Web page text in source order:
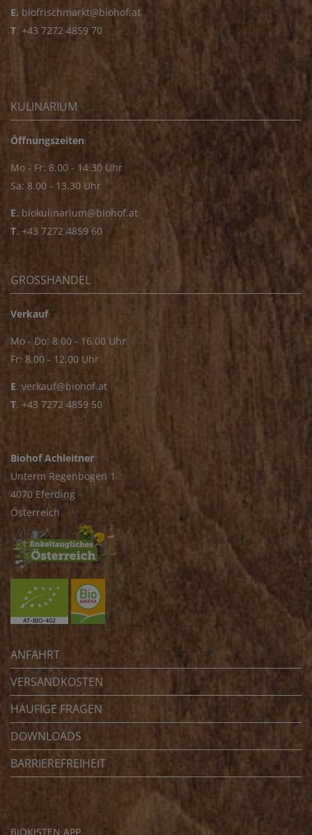
E. biofrischmarkt@biohof.at
T. +43 7272 4859 70
KULINARIUM
Öffnungszeiten
Mo - Fr: 8.00 - 14.30 Uhr
Sa: 8.00 - 13.30 Uhr
E. biokulinarium@biohof.at
T. +43 7272 4859 60
GROSSHANDEL
Verkauf
Mo - Do: 8.00 - 16.00 Uhr
Fr: 8.00 - 12.00 Uhr
E. verkauf@biohof.at
T. +43 7272 4859 50
Biohof Achleitner
Unterm Regenbogen 1
4070 Eferding
Österreich
ANFAHRT
VERSANDKOSTEN
HÄUFIGE FRAGEN
DOWNLOADS
BARRIEREFREIHEIT
BIOKISTEN APP